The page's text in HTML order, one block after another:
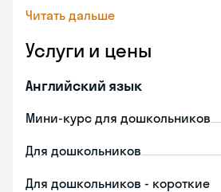
Читать дальше
Услуги и цены
Английский язык
Мини-курс для дошкольников
Для дошкольников
Для дошкольников - короткие